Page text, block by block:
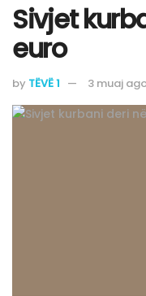
Sivjet
euro
by TËVË 1 3 muaj